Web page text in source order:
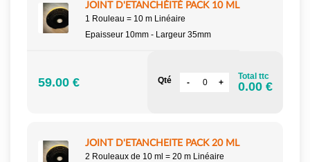
JOINT D'ETANCHÉITÉ PACK 10 ML
1 Rouleau = 10 m Linéaire
Epaisseur 10mm - Largeur 35mm
59.00 € Qté Total ttc
0.00 €
JOINT D'ETANCHEITE PACK 20 ML
2 Rouleaux de 10 ml = 20 m Linéaire